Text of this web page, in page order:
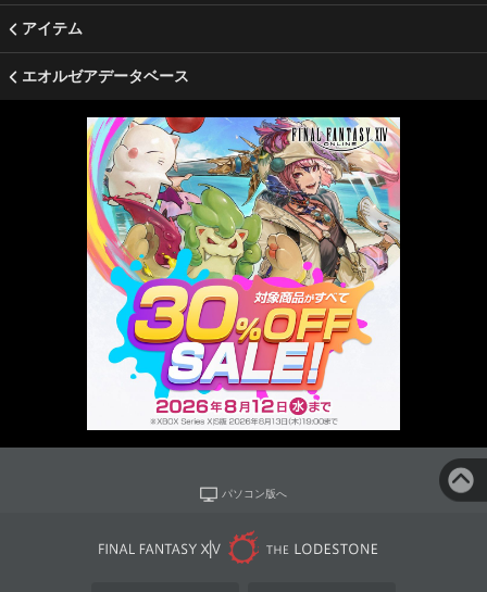
アイテム
エオルゼアデータベース
パソコン版へ